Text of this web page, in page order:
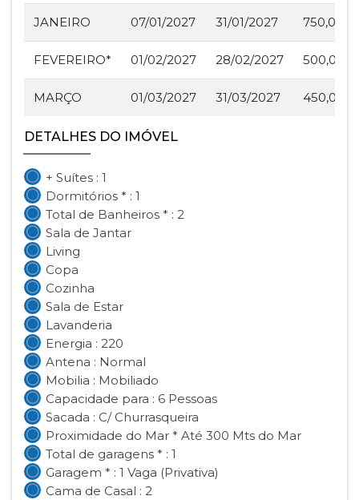
JANEIRO 07/01/2027 31/01/2027 750,00
FEVEREIRO* 01/02/2027 28/02/2027 500,00
MARÇO 01/03/2027 31/03/2027 450,00
DETALHES DO IMÓVEL
+ Suítes : 1
Dormitórios * : 1
Total de Banheiros * : 2
Sala de Jantar
Living
Copa
Cozinha
Sala de Estar
Lavanderia
Energia : 220
Antena : Normal
Mobilia : Mobiliado
Capacidade para : 6 Pessoas
Sacada : C/ Churrasqueira
Proximidade do Mar * Até 300 Mts do Mar
Total de garagens * : 1
Garagem * : 1 Vaga (Privativa)
Cama de Casal : 2